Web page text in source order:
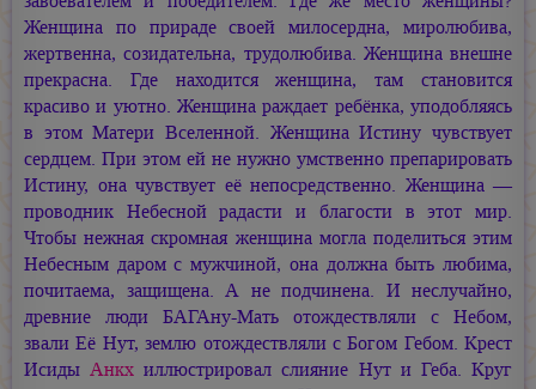
Женщина по прираде своей милосердна, миролюбива,
жертвенна, созидательна, трудолюбива. Женщина внешне
прекрасна. Где находится женщина, там становится
красиво и уютно. Женщина раждает ребёнка, уподобляясь
в этом Матери Вселенной. Женщина Истину чувствует
сердцем. При этом ей не нужно умственно препарировать
Истину, она чувствует её непосредственно. Женщина —
проводник Небесной радасти и благости в этот мир.
Чтобы нежная скромная женщина могла поделиться этим
Небесным даром с мужчиной, она должна быть любима,
почитаема, защищена. А не подчинена. И неслучайно,
древние люди БАГАну-Мать отождествляли с Небом,
звали Её Нут, землю отождествляли с Богом Гебом. Крест
ИсидыАнкх иллюстрировал слияние Нут и Геба. Круг